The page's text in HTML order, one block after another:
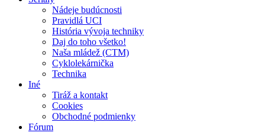
Nádeje budúcnosti
Pravidlá UCI
História vývoja techniky
Daj do toho všetko!
Naša mládež (CTM)
Cyklolekárnička
Technika
Iné
Tiráž a kontakt
Cookies
Obchodné podmienky
Fórum